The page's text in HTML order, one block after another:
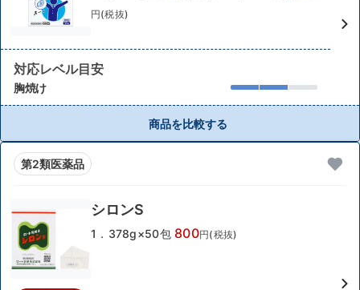
円(税抜)
対応レベル目安
胸焼け
商品を比較する
第2類医薬品
シロンS
1．378g×50包 800円(税抜)